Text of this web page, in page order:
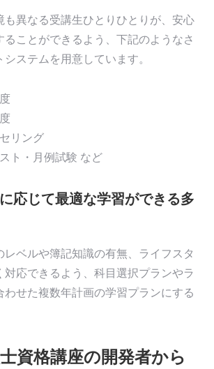
も異なる受講生ひとりひとりが、安心
ることができるよう、下記のようなさ
ステムを用意しています。
リング
ト・月例試験 など
応じて最適な学習ができる多
レベルや簿記知識の有無、ライフスタ
対応できるよう、科目選択プランやラ
わせた複数年計画の学習プランにする
資格講座の開発者から